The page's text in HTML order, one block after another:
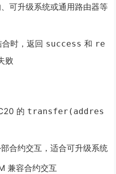
、可升级系统或通用路由器等
合时，返回 success 和 re
败
的 transfer(addres
部合约交互，适合可升级系统
兼容合约交互